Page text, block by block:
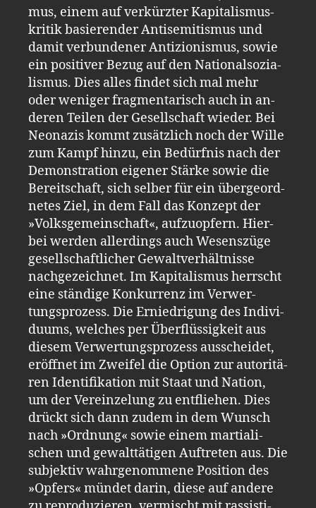
mus, einem auf ver­kürz­ter Ka­pi­ta­lis­mus­
kri­tik ba­sie­ren­der An­ti­se­mi­tis­mus und
damit ver­bun­de­ner An­ti­zio­nis­mus, sowie
ein po­si­ti­ver Bezug auf den Na­tio­nal­so­zia­
lis­mus. Dies alles fin­det sich mal mehr
oder we­ni­ger frag­men­ta­risch auch in an­
de­ren Tei­len der Ge­sell­schaft wie­der. Bei
Neo­na­zis kommt zu­sätz­lich noch der Wille
zum Kampf hinzu, ein Be­dürf­nis nach der
De­mons­tra­ti­on ei­ge­ner Stär­ke sowie die
Be­reit­schaft, sich sel­ber für ein über­ge­ord­
ne­tes Ziel, in dem Fall das Kon­zept der
»Volks­ge­mein­schaft«, auf­zu­op­fern. Hier­
bei wer­den al­ler­dings auch We­sens­zü­ge
ge­sell­schaft­li­cher Ge­walt­ver­hält­nis­se
nach­ge­zeich­net. Im Ka­pi­ta­lis­mus herrscht
eine stän­di­ge Kon­kur­renz im Ver­wer­
tungs­pro­zess. Die Er­nied­ri­gung des In­di­vi­
du­ums, wel­ches per Über­flüs­sig­keit aus
die­sem Ver­wer­tungs­pro­zess aus­schei­det,
er­öff­net im Zwei­fel die Op­ti­on zur au­to­ri­tä­
ren Iden­ti­fi­ka­ti­on mit Staat und Na­ti­on,
um der Ver­ein­zelung zu ent­flie­hen. Dies
drückt sich dann zudem in dem Wunsch
nach »Ord­nung« sowie einem mar­tia­li­
schen und ge­walt­tä­ti­gen Auf­tre­ten aus. Die
sub­jek­tiv wahr­ge­nom­me­ne Po­si­ti­on des
»Op­fers« mün­det darin, diese auf an­de­re